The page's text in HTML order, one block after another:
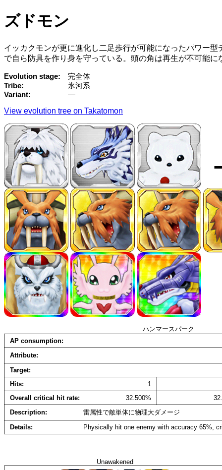
ズドモン
イッカクモンが更に進化し二足歩行が可能になったパワー
で自ら防具を作り身を守っている。頭の角は再生が不可能
Evolution stage
完全体
Tribe
氷河系
Variant
—
View evolution tree on Takatomon
ハンマースパーク
AP consumption
Attribute
Target
Hits
1
Overall critical hit rate
32.500%
Description
雷属性で敵単体に物理大ダメージ
Details
Physically hit one enemy with accuracy 65%,
Unawakened